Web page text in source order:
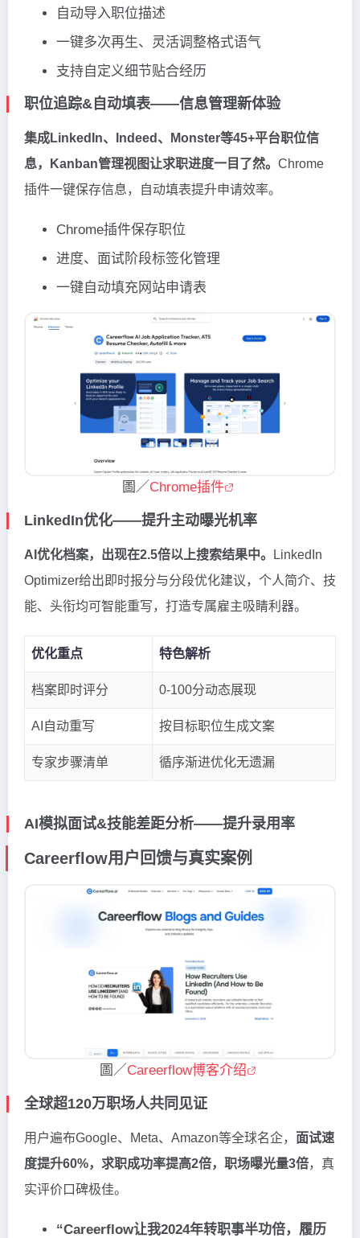
自动导入职位描述
一键多次再生、灵活调整格式语气
支持自定义细节贴合经历
职位追踪&自动填表——信息管理新体验
集成LinkedIn、Indeed、Monster等45+平台职位信
息，Kanban管理视图让求职进度一目了然。 Chrome
插件一键保存信息，自动填表提升申请效率。
Chrome插件保存职位
进度、面试阶段标签化管理
一键自动填充网站申请表
圖／ Chrome插件
LinkedIn优化——提升主动曝光机率
AI优化档案，出现在2.5倍以上搜索结果中。
LinkedIn
Optimizer给出即时报分与分段优化建议，个人简介、技
能、头衔均可智能重写，打造专属雇主吸睛利器。
优化重点 特色解析
档案即时评分 0-100分动态展现
AI自动重写 按目标职位生成文案
专家步骤清单 循序渐进优化无遗漏
AI模拟面试&技能差距分析——提升录用率
Careerflow用户回馈与真实案例
圖／Careerflow博客介绍
全球超120万职场人共同见证
用户遍布Google、Meta、Amazon等全球名企， 面试速
度提升60%，求职成功率提高2倍，职场曝光量3倍，真
实评价口碑极佳。
“Careerflow让我2024年转职事半功倍，履历